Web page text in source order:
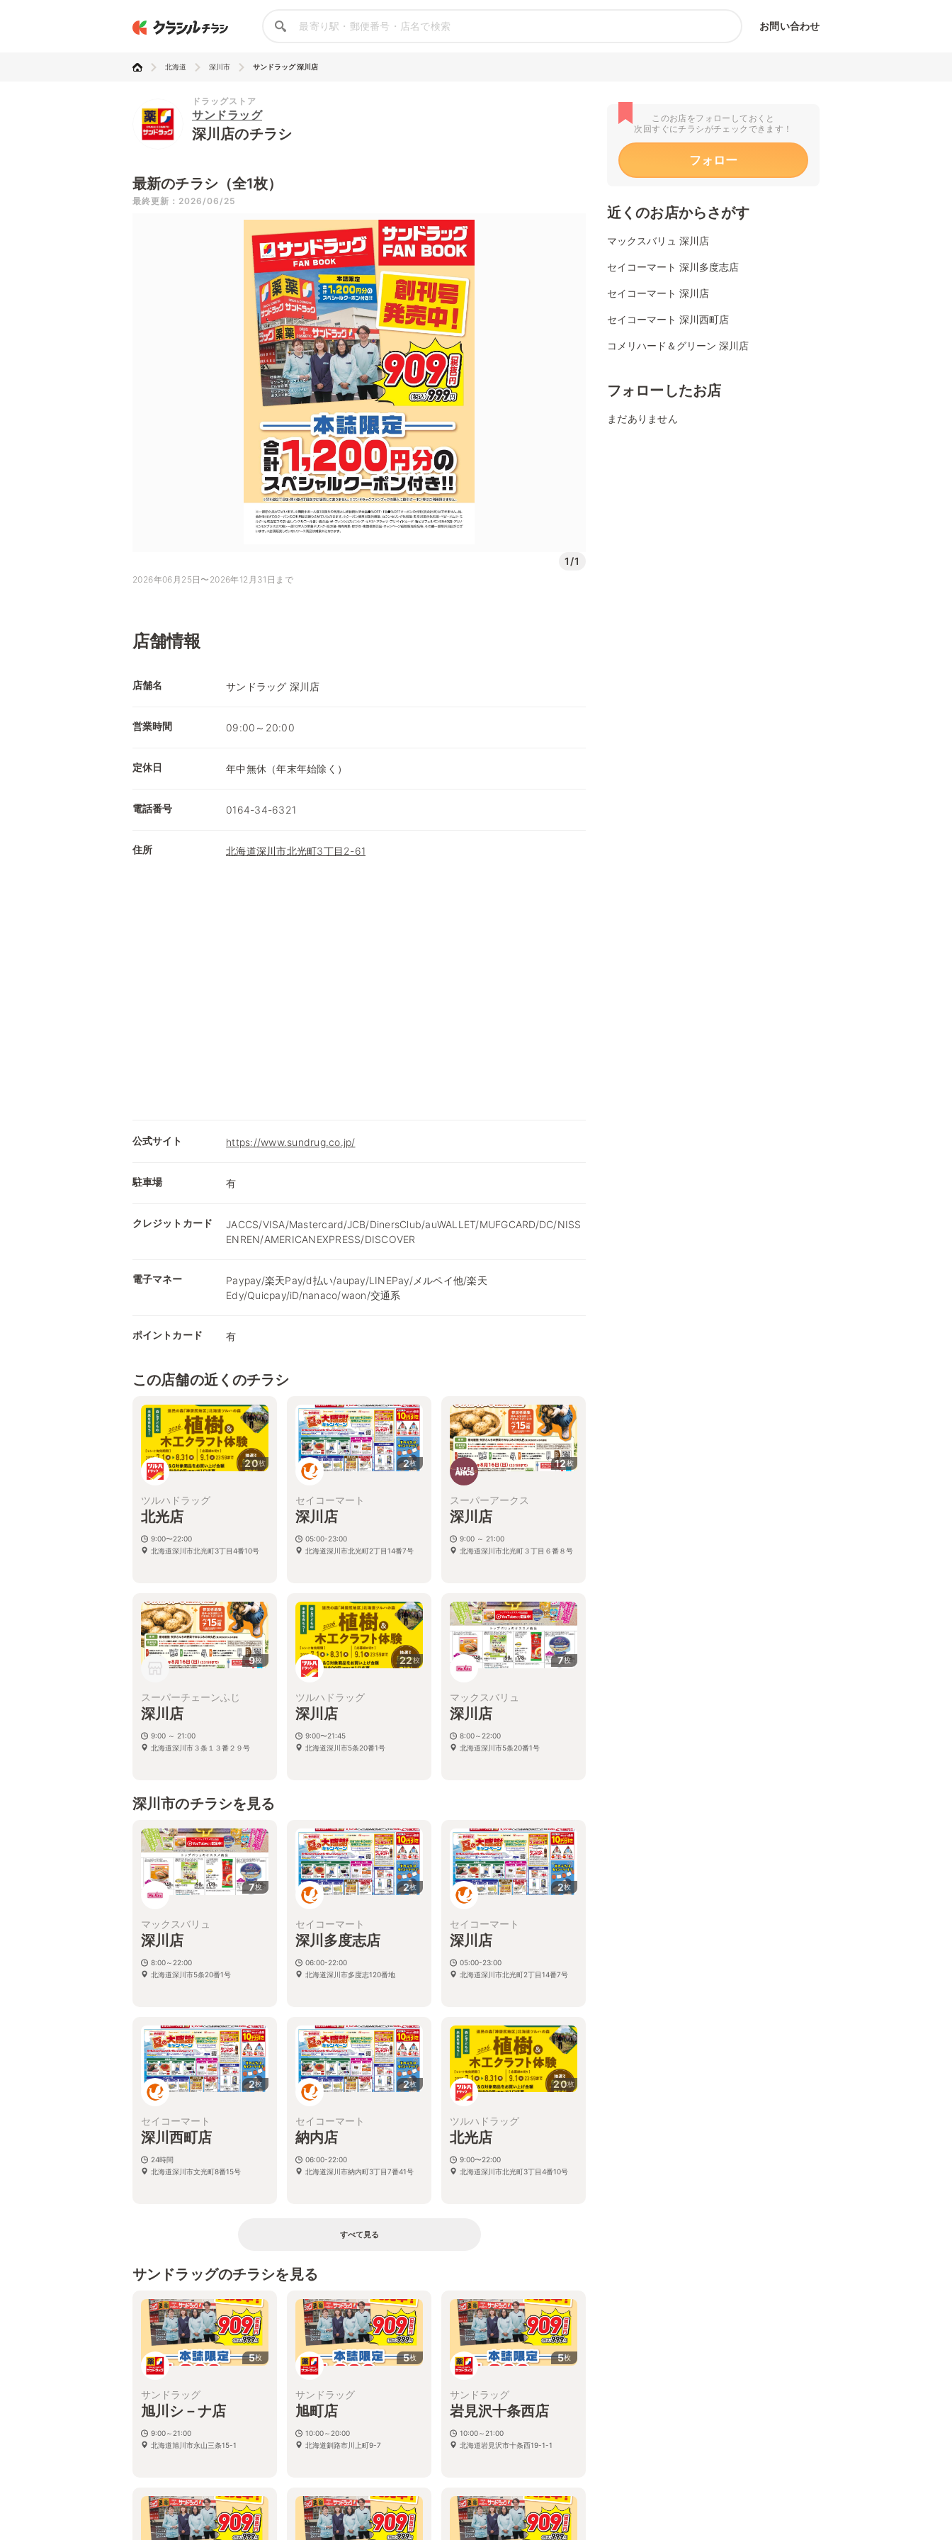
お問い合わせ
北海道 深川市 サンドラッグ 深川店
ドラッグストア
サンドラッグ
深川店のチラシ
最新のチラシ（全1枚）
最終更新：2026/06/25
1/1
2026年06月25日〜2026年12月31日まで
店舗情報
店舗名 サンドラッグ 深川店
営業時間 09:00～20:00
定休日 年中無休（年末年始除く）
電話番号 0164-34-6321
住所 北海道深川市北光町3丁目2-61
公式サイト https://www.sundrug.co.jp/
駐車場 有
クレジットカード
JACCS/VISA/Mastercard/JCB/DinersClub/auWALLET/MUFGCARD/DC/NISS
ENREN/AMERICANEXPRESS/DISCOVER
電子マネー
Paypay/楽天Pay/ⅾ払い/aupay/LINEPay/メルペイ他/楽天
Edy/Quicpay/iD/nanaco/waon/交通系
ポイントカード 有
この店舗の近くのチラシ
20枚
ツルハドラッグ
北光店
9:00〜22:00
北海道深川市北光町3丁目4番10号
2枚
セイコーマート
深川店
05:00-23:00
北海道深川市北光町2丁目14番7号
12枚
スーパーアークス
深川店
9:00 ～ 21:00
北海道深川市北光町３丁目６番８号
9枚
スーパーチェーンふじ
深川店
9:00 ～ 21:00
北海道深川市３条１３番２９号
22枚
ツルハドラッグ
深川店
9:00〜21:45
北海道深川市5条20番1号
7枚
マックスバリュ
深川店
8:00～22:00
北海道深川市5条20番1号
深川市のチラシを見る
7枚
マックスバリュ
深川店
8:00～22:00
北海道深川市5条20番1号
2枚
セイコーマート
深川多度志店
06:00-22:00
北海道深川市多度志120番地
2枚
セイコーマート
深川店
05:00-23:00
北海道深川市北光町2丁目14番7号
2枚
セイコーマート
深川西町店
24時間
北海道深川市文光町8番15号
2枚
セイコーマート
納内店
06:00-22:00
北海道深川市納内町3丁目7番41号
20枚
ツルハドラッグ
北光店
9:00〜22:00
北海道深川市北光町3丁目4番10号
すべて見る
サンドラッグのチラシを見る
5枚
サンドラッグ
旭川シ－ナ店
9:00～21:00
北海道旭川市永山三条15-1
5枚
サンドラッグ
旭町店
10:00～20:00
北海道釧路市川上町9-7
5枚
サンドラッグ
岩見沢十条西店
10:00～21:00
北海道岩見沢市十条西19-1-1
このお店をフォローしておくと
次回すぐにチラシがチェックできます！
フォロー
近くのお店からさがす
マックスバリュ 深川店
セイコーマート 深川多度志店
セイコーマート 深川店
セイコーマート 深川西町店
コメリハード＆グリーン 深川店
フォローしたお店
まだありません